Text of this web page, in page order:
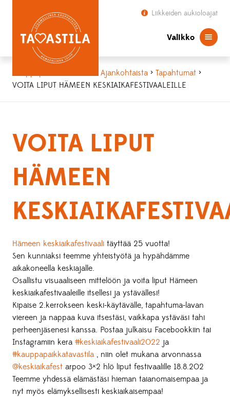
Liikkeiden aukioloajat
Valikko
>Ajankohtaista >Tapahtumat >
VOITA LIPUT HÄMEEN KESKIAIKAFESTIVAALEILLE
VOITA LIPUT
HÄMEEN
Hämeen keskiaikafestivaali täyttää 25 vuotta!
Sen kunniaksi teemme yhteistyötä ja hypähdämme
aikakoneella keskiajalle.
Osallistu visuaaliseen mittelöön ja voita liput Hämeen
keskiaikafestivaaleille itsellesi ja ystävällesi!
Kipaise 2.kerrokseen keski-käytävälle, tapahtuma-lavan
viereen ja nappaa kuva itsestäsi, vaikkapa ystäväsi tahi
perheenjäsenesi kanssa. Postaa julkaisu Facebookkiin tai
Instagramiin kera#keskiaikafestivaali2022 ja
#kauppapaikkatavastila , niin olet mukana arvonnassa
@keskiaikafest arpoo 3×2 hlö liput festivaalille 18.8.202
Teemme yhdessä elämästäsi hieman taianomaisempaa ja
nyt myös elämyksellisesti keskiaikaisempaa!